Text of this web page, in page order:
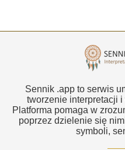
Sennik .app to serwis
tworzenie interpretacji i
Platforma pomaga w
poprzez dzielenie się
symboli,